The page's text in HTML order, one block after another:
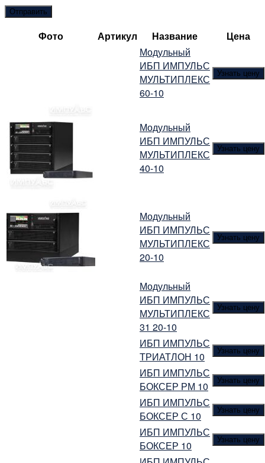
Фото Артикул Название
Цена
Модульный
ИБП ИМПУЛЬС
МУЛЬТИПЛЕКС
60-10
Узнать цену
Модульный
ИБП ИМПУЛЬС
МУЛЬТИПЛЕКС
40-10
Узнать цену
Модульный
ИБП ИМПУЛЬС
МУЛЬТИПЛЕКС
20-10
Узнать цену
Модульный
ИБП ИМПУЛЬС
МУЛЬТИПЛЕКС
31 20-10
Узнать цену
ИБП ИМПУЛЬС
ТРИАТЛОН 10
Узнать цену
ИБП ИМПУЛЬС
БОКСЕР РМ 10
Узнать цену
ИБП ИМПУЛЬС
БОКСЕР С 10
Узнать цену
ИБП ИМПУЛЬС
БОКСЕР 10
Узнать цену